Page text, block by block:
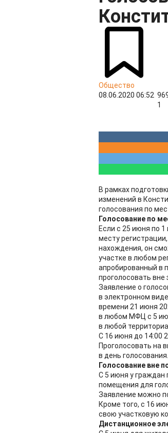
Общество
08.06.2020 06:52
1
В рамках
изменений в
голосования по
Голосование по
Если с 25 июня по
месту
нахождения, он
участке в любом
апробированный в
проголосовать вне
Заявление о
в электронном
времени 21 июня
в любом МФЦ с 5
в любой
С 16 июня до 14:00
Проголосовать на
в день голосования.
Голосование вне
С 5 июня у граждан
помещения для
Заявление можно
Кроме того, с 16
свою участковую
Дистанционное